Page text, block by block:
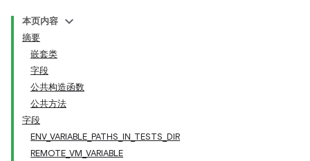
本页内容
摘要
嵌套类
字段
公共构造函数
公共方法
字段
ENV_VARIABLE_PATHS_IN_TESTS_DIR
REMOTE_VM_VARIABLE